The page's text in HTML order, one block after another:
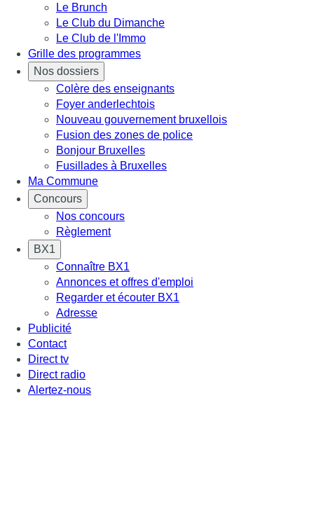
Le Brunch
Le Club du Dimanche
Le Club de l'Immo
Grille des programmes
Nos dossiers
Colère des enseignants
Foyer anderlechtois
Nouveau gouvernement bruxellois
Fusion des zones de police
Bonjour Bruxelles
Fusillades à Bruxelles
Ma Commune
Concours
Nos concours
Règlement
BX1
Connaître BX1
Annonces et offres d'emploi
Regarder et écouter BX1
Adresse
Publicité
Contact
Direct tv
Direct radio
Alertez-nous